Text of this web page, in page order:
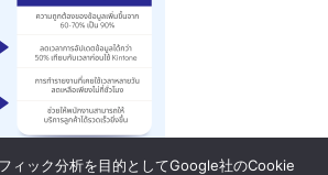
ィック分析を目的としてGoogle社のCookie